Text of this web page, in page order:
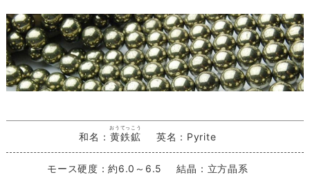
和名： 黄鉄鉱
おうてっこう
英名：Pyrite
モース硬度：約6.0～6.5 結晶：立方晶系